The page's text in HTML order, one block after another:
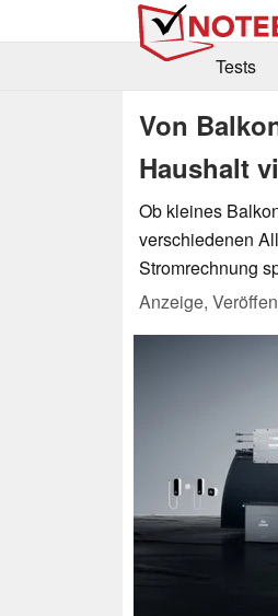
Tests
Von
Haushalt
Ob kleines
verschiedenen
Stromrechnung
Anzeige,